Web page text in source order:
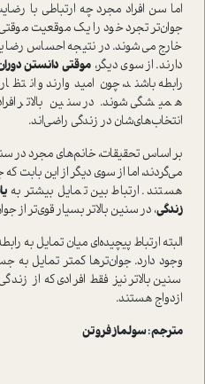
اما سن افراد مجرد چه ارتباطی با
جوان‌تر تجرد خود را یک موقعیت موقتی
خارج می‌شوند. در نتیجه احساس
دارند. از سوی دیگر،موقتی دانستن
رابطه باشند، چون امیدوارند و
همیشگی شوند. در سنین بالاتر
انتخاب‌های‌شان در زندگی راضی‌اند.
بر اساس تحقیقات، خانم‌های مجرد در
می‌گردند، اما از سوی دیگر از این بابت
هستند. ارتباط بین تمایل بیشتر به
زندگی، در سنین بالاتر بسیار قوی‌تر از
البته ارتباط پیچیده‌ای میان تمایل به
وجود دارد. جوان‌ترها کمتر تمایل
سنین بالاتر نیز فقط افرادی که از
ازدواج هستند.
مترجم : سولماز فروتن